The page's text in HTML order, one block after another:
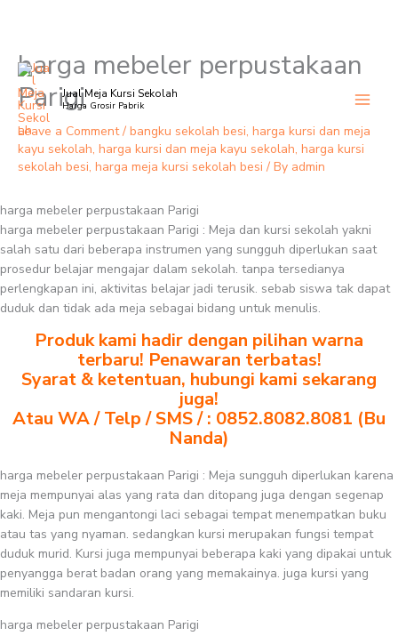
Skip
content
Jual Meja Kursi Sekolah
Harga Grosir Pabrik
harga mebeler perpustakaan
Parigi
Leave a Comment / bangku sekolah besi, harga kursi dan meja
kayu sekolah, harga kursi dan meja kayu sekolah, harga kursi
sekolah besi, harga meja kursi sekolah besi / By admin
harga mebeler perpustakaan Parigi
harga mebeler perpustakaan Parigi : Meja dan kursi sekolah yakni
salah satu dari beberapa instrumen yang sungguh diperlukan saat
prosedur belajar mengajar dalam sekolah. tanpa tersedianya
perlengkapan ini, aktivitas belajar jadi terusik. sebab siswa tak dapat
duduk dan tidak ada meja sebagai bidang untuk menulis.
Produk kami hadir dengan pilihan warna
terbaru! Penawaran terbatas!
Syarat & ketentuan, hubungi kami sekarang
juga!
Atau WA / Telp / SMS / : 0852.8082.8081 (Bu
Nanda)
harga mebeler perpustakaan Parigi : Meja sungguh diperlukan karena
meja mempunyai alas yang rata dan ditopang juga dengan segenap
kaki. Meja pun mengantongi laci sebagai tempat menempatkan buku
atau tas yang nyaman. sedangkan kursi merupakan fungsi tempat
duduk murid. Kursi juga mempunyai beberapa kaki yang dipakai untuk
penyangga berat badan orang yang memakainya. juga kursi yang
memiliki sandaran kursi.
harga mebeler perpustakaan Parigi